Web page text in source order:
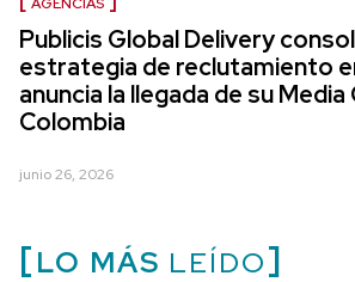
Publicis Global Delivery
estrategia de reclutamiento
anuncia la llegada de su Media
Colombia
junio 26, 2026
LO MÁS LEÍDO